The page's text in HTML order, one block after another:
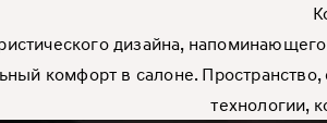
дизайна,
комфорт в салоне.
технологии,